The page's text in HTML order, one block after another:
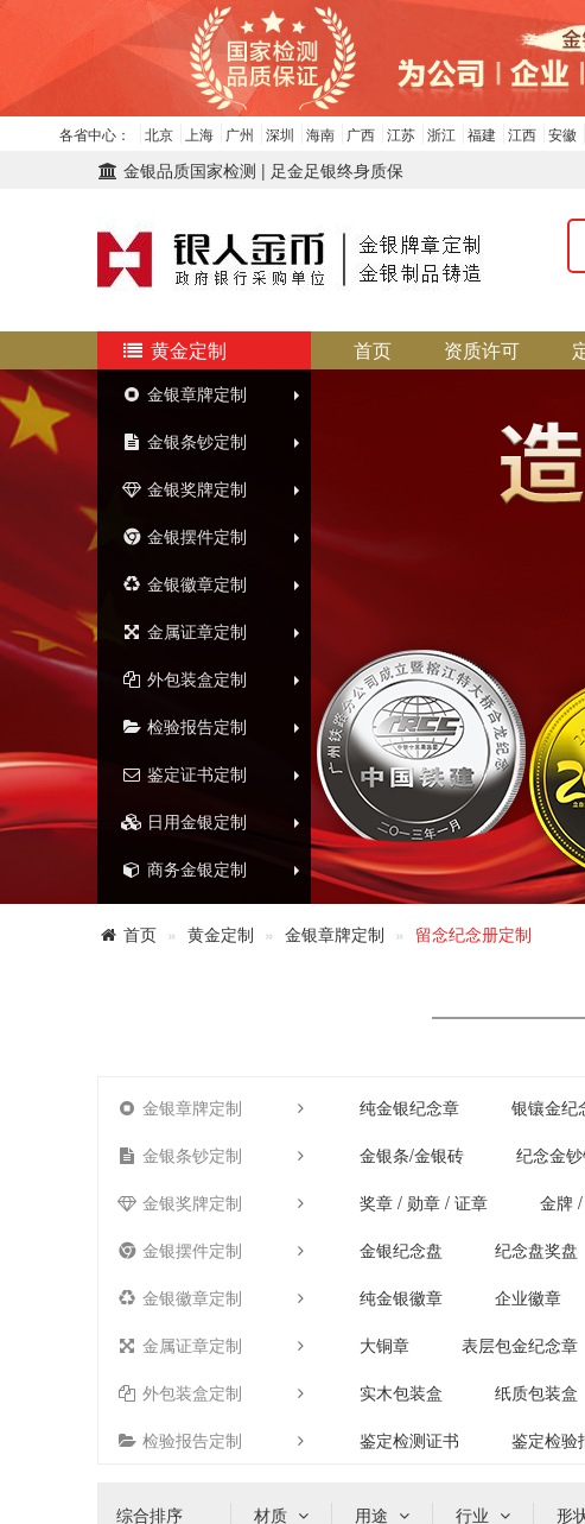
各省中心： 北京 上海 广州 深圳 海南 广西 江苏 浙江 福建 江西 安徽
金银品质国家检测 | 足金足银终身质保
黄金定制
金银章牌定制
金银条钞定制
金银奖牌定制
金银摆件定制
金银徽章定制
金属证章定制
外包装盒定制
检验报告定制
鉴定证书定制
日用金银定制
商务金银定制
首页 资质许可
首页 黄金定制 金银章牌定制 留念纪念册定制
金银章牌定制 纯金银纪念章 银镶金纪
金银条钞定制
金银条/金银砖
纪念金
金银奖牌定制
奖章 / 勋章 / 证章 金牌
金银摆件定制
金银纪念盘 纪念盘奖盘
金银徽章定制
纯金银徽章 企业徽章
金属证章定制
大铜章 表层包金纪念章
外包装盒定制
实木包装盒 纸质包装盒
检验报告定制
鉴定检测证书 鉴定检验
综合排序 材质 用途 行业 形